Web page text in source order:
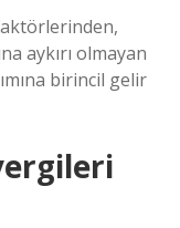
aykırı olmayan
birincil gelir